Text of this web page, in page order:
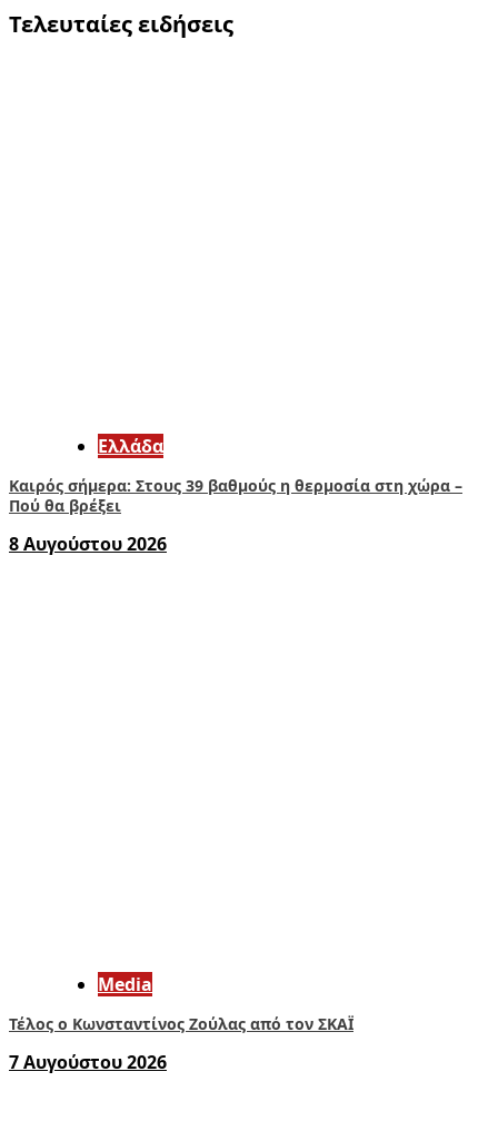
Τελευταίες ειδήσεις
Ελλάδα
Καιρός σήμερα: Στους 39 βαθμούς η θερμοσία στη χώρα –
Πού θα βρέξει
8 Αυγούστου 2026
Media
Τέλος ο Κωνσταντίνος Ζούλας από τον ΣΚΑΪ
7 Αυγούστου 2026